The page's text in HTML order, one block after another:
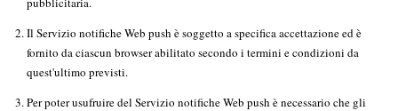
Il Servizio notifiche Web push è soggetto a specifica accettazione ed è
fornito da ciascun browser abilitato secondo i termini e condizioni da
quest'ultimo previsti.
Per poter usufruire del Servizio notifiche Web push è necessario che gli